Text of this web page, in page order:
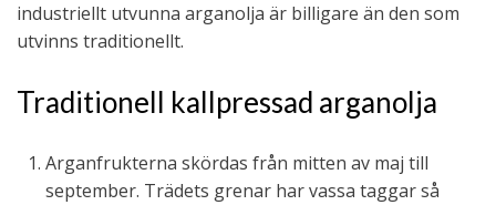
industriellt utvunna arganolja är billigare än den som
utvinns traditionellt.
Traditionell kallpressad arganolja
Arganfrukterna skördas från mitten av maj till
september. Trädets grenar har vassa taggar så